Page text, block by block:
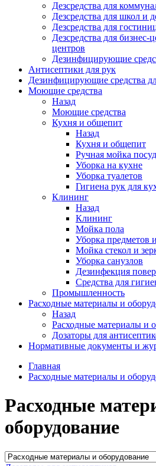
Дезсредства для
Дезсредства для школ и
Дезсредства для
Дезсредства для бизнес-
центров
Дезинфицирующие
Антисептики для рук
Дезинфицирующие средства
Моющие средства
Назад
Моющие средства
Кухня и общепит
Назад
Кухня и общепит
Ручная мойка
Уборка на кухне
Уборка туалетов
Гигиена рук для
Клининг
Назад
Клининг
Мойка пола
Уборка предметов
Мойка стекол и
Уборка санузлов
Дезинфекция
Средства для
Промышленность
Расходные материалы и
Назад
Расходные материалы и
Дозаторы для
Нормативные документы и
Главная
Расходные материалы и
Расходные
оборудование